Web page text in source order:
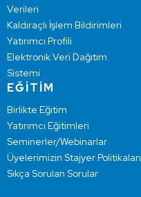
Verileri
Kaldıraçlı İşlem Bildirimleri
Yatırımcı Profili
Elektronik Veri Dağıtım
Sistemi
EĞİTİM
Birlikte Eğitim
Yatırımcı Eğitimleri
Seminerler/Webinarlar
Üyelerimizin Stajyer Politikaları
Sıkça Sorulan Sorular